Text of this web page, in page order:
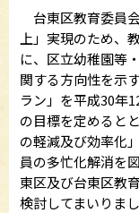
台東区教育委員
上」実現のため、
に、区立幼稚園等
関する方向性を示
ラン」を平成30年
の目標を定めると
の軽減及び効率化
員の多忙化解消を
東区及び台東区教
検討してまいりま